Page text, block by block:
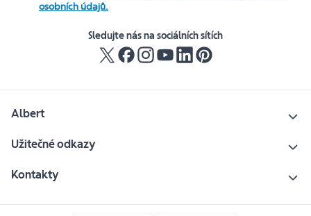
osobních údajů.
Sledujte nás na sociálních sítích
Albert
Užitečné odkazy
Kontakty